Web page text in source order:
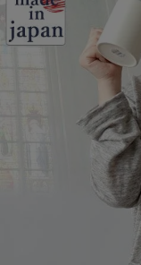
オーガニック素材
マタニティ
パジャマ
体型別におすすめパジ
パジャマ
お支払い・送料・配送
について